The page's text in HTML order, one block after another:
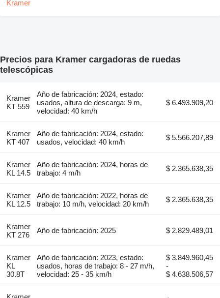
Precios para Kramer cargadoras de ruedas
telescópicas
Kramer
KT 559
Año de fabricación: 2024, estado:
usados, altura de descarga: 9 m,
velocidad: 40 km/h
$ 6.493.909,20
Kramer
KT 407
Año de fabricación: 2024, estado:
usados, velocidad: 40 km/h
$ 5.566.207,89
Kramer
KL 14.5
Año de fabricación: 2024, horas de
trabajo: 4 m/h
$ 2.365.638,35
Kramer
KL 12.5
Año de fabricación: 2022, horas de
trabajo: 10 m/h, velocidad: 20 km/h
$ 2.365.638,35
Kramer
KT 276
Año de fabricación: 2025 $ 2.829.489,01
Kramer
KL
30.8T
Año de fabricación: 2023, estado:
usados, horas de trabajo: 8 - 27 m/h,
velocidad: 25 - 35 km/h
$ 3.849.960,45
-
$ 4.638.506,57